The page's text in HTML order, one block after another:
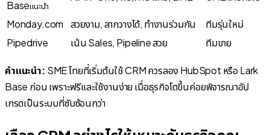
Baseแนะนำ
Monday.com สวยงาม, ลากวางได้, ทำงานร่วมกัน
ทีมรุ่นใหม่
Pipedrive
เน้น Sales, Pipeline สวย ทีมขาย
คำแนะนำ: SME ไทยที่เริ่มต้นใช้ CRM ควรลอง HubSpot หรือ Lark
Base ก่อน เพราะฟรีและใช้งานง่าย เมื่อธุรกิจโตขึ้นค่อยพิจารณาอัป
เกรดเป็นระบบที่ซับซ้อนกว่า